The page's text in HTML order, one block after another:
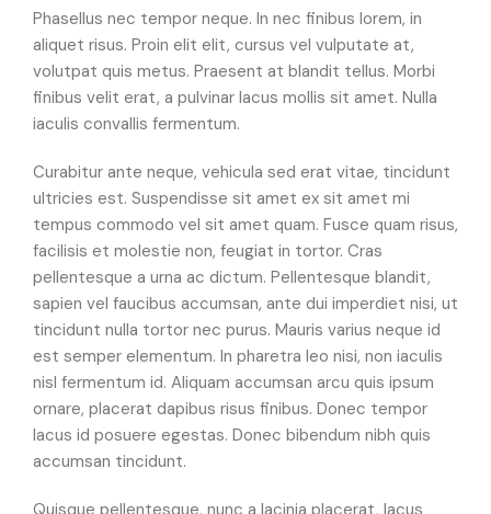
Phasellus nec tempor neque. In nec finibus lorem, in
aliquet risus. Proin elit elit, cursus vel vulputate at,
volutpat quis metus. Praesent at blandit tellus. Morbi
finibus velit erat, a pulvinar lacus mollis sit amet. Nulla
iaculis convallis fermentum.
Curabitur ante neque, vehicula sed erat vitae, tincidunt
ultricies est. Suspendisse sit amet ex sit amet mi
tempus commodo vel sit amet quam. Fusce quam risus,
facilisis et molestie non, feugiat in tortor. Cras
pellentesque a urna ac dictum. Pellentesque blandit,
sapien vel faucibus accumsan, ante dui imperdiet nisi, ut
tincidunt nulla tortor nec purus. Mauris varius neque id
est semper elementum. In pharetra leo nisi, non iaculis
nisl fermentum id. Aliquam accumsan arcu quis ipsum
ornare, placerat dapibus risus finibus. Donec tempor
lacus id posuere egestas. Donec bibendum nibh quis
accumsan tincidunt.
Quisque pellentesque, nunc a lacinia placerat, lacus